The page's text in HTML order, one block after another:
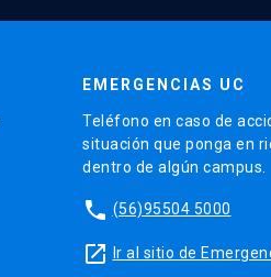
EMERGENCIAS UC
Teléfono en caso de
situación que ponga en
dentro de algún campus.
phone (56)95504 5000
launch Ir al sitio de